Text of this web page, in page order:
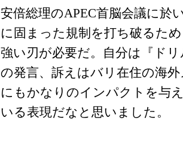
安倍総理のAPEC首脳会議に於
に固まった規制を打ち破るた
強い刃が必要だ。自分は『ド
の発言、訴えはバリ在住の海
にもかなりのインパクトを与
いる表現だなと思いました。